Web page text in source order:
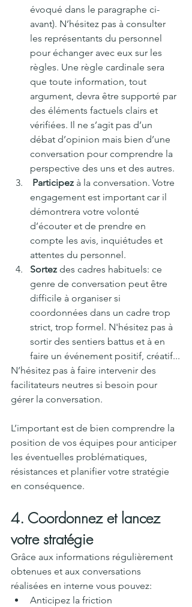
évoqué dans le paragraphe ci-
avant). N’hésitez pas à consulter
les représentants du personnel
pour échanger avec eux sur les
règles. Une règle cardinale sera
que toute information, tout
argument, devra être supporté par
des éléments factuels clairs et
vérifiées. Il ne s’agit pas d’un
débat d’opinion mais bien d’une
conversation pour comprendre la
perspective des uns et des autres.
Participez à la conversation. Votre
engagement est important car il
démontrera votre volonté
d’écouter et de prendre en
compte les avis, inquiétudes et
attentes du personnel.
Sortez des cadres habituels: ce
genre de conversation peut être
difficile à organiser si
coordonnées dans un cadre trop
strict, trop formel. N'hésitez pas à
sortir des sentiers battus et à en
faire un événement positif, créatif...
N’hésitez pas à faire intervenir des
facilitateurs neutres si besoin pour
gérer la conversation.
L’important est de bien comprendre la
position de vos équipes pour anticiper
les éventuelles problématiques,
résistances et planifier votre stratégie
en conséquence.
4. Coordonnez et lancez
votre stratégie
Grâce aux informations régulièrement
obtenues et aux conversations
réalisées en interne vous pouvez:
Anticipez la friction